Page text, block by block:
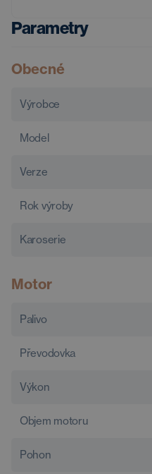
Parametry
Obecné
Výrobce
Model
Verze
Rok výroby
Karoserie
Motor
Palivo
Převodovka
Výkon
Objem motoru
Pohon